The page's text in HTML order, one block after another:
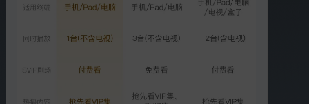
2.6亿次播放
2.8亿次播放